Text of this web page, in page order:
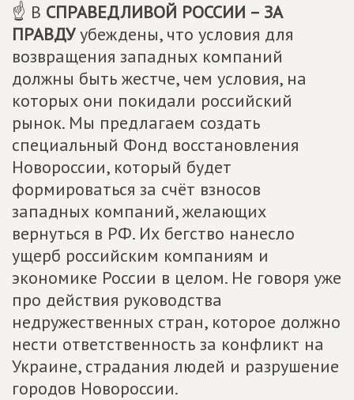
☝ В СПРАВЕДЛИВОЙ РОССИИ – ЗА
ПРАВДУубеждены, что условия для
возвращения западных компаний
должны быть жестче, чем условия, на
которых они покидали российский
рынок. Мы предлагаем создать
специальный Фонд восстановления
Новороссии, который будет
формироваться за счёт взносов
западных компаний, желающих
вернуться в РФ. Их бегство нанесло
ущерб российским компаниям и
экономике России в целом. Не говоря уже
про действия руководства
недружественных стран, которое должно
нести ответственность за конфликт на
Украине, страдания людей и разрушение
городов Новороссии.